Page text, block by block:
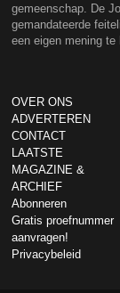
gemeenschap. De
gemandateerde
een eigen mening te
OVER ONS
ADVERTEREN
CONTACT
LAATSTE
MAGAZINE &
ARCHIEF
Abonneren
Gratis proefnummer
aanvragen!
Privacybeleid